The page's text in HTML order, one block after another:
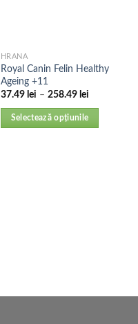
HRANA
Royal Canin Felin Healthy
Ageing +11
37.49 lei – 258.49 lei
Selectează opțiunile